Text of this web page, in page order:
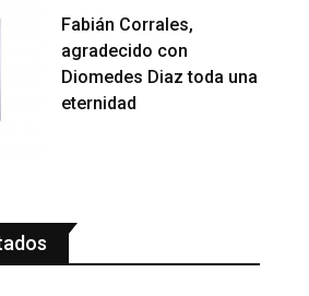
Fabián Corrales,
agradecido con
Diomedes Diaz toda una
eternidad